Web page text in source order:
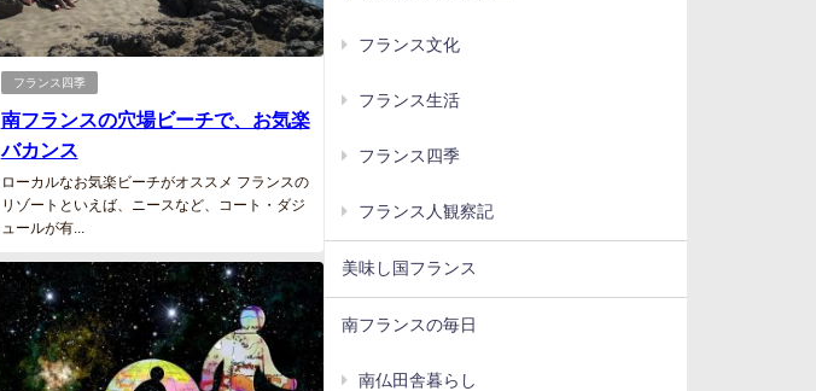
フランス四季
南フランスの穴場ビーチで、お気楽
バカンス
ローカルなお気楽ビーチがオススメ フランスの
リゾートといえば、ニースなど、コート・ダジ
ュールが有...
フランス文化
フランス生活
フランス四季
フランス人観察記
美味し国フランス
南フランスの毎日
南仏田舎暮らし